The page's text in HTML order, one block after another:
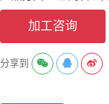
加工咨询
分享到